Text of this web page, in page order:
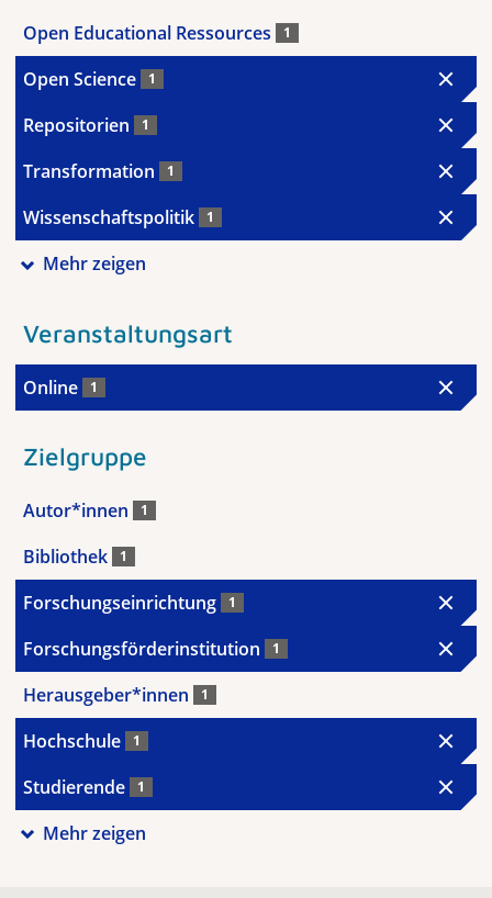
Open Educational Ressources 1
Open Science 1
Repositorien 1
Transformation 1
Wissenschaftspolitik 1
Mehr zeigen
Veranstaltungsart
Online 1
Zielgruppe
Autor*innen 1
Bibliothek 1
Forschungseinrichtung 1
Forschungsförderinstitution 1
Herausgeber*innen 1
Hochschule 1
Studierende 1
Mehr zeigen